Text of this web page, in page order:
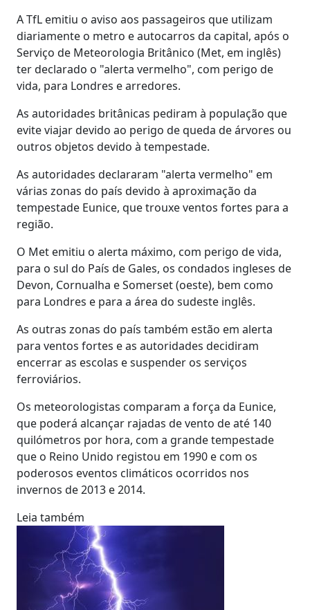
A TfL emitiu o aviso aos passageiros que utilizam
diariamente o metro e autocarros da capital, após o
Serviço de Meteorologia Britânico (Met, em inglês)
ter declarado o "alerta vermelho", com perigo de
vida, para Londres e arredores.
As autoridades britânicas pediram à população que
evite viajar devido ao perigo de queda de árvores ou
outros objetos devido à tempestade.
As autoridades declararam "alerta vermelho" em
várias zonas do país devido à aproximação da
tempestade Eunice, que trouxe ventos fortes para a
região.
O Met emitiu o alerta máximo, com perigo de vida,
para o sul do País de Gales, os condados ingleses de
Devon, Cornualha e Somerset (oeste), bem como
para Londres e para a área do sudeste inglês.
As outras zonas do país também estão em alerta
para ventos fortes e as autoridades decidiram
encerrar as escolas e suspender os serviços
ferroviários.
Os meteorologistas comparam a força da Eunice,
que poderá alcançar rajadas de vento de até 140
quilómetros por hora, com a grande tempestade
que o Reino Unido registou em 1990 e com os
poderosos eventos climáticos ocorridos nos
invernos de 2013 e 2014.
Leia também